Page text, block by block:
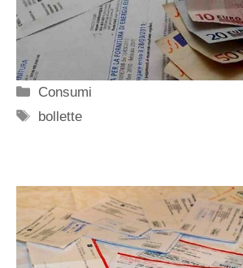
Categorie
Consumi
Tag
bollette